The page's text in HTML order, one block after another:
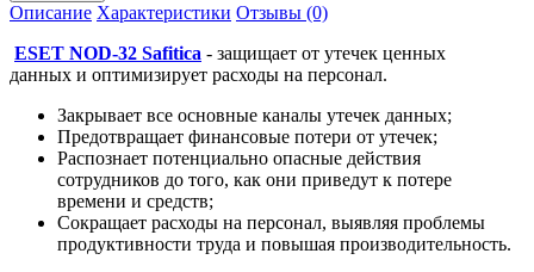
Описание Характеристики Отзывы (0)
ESET NOD-32 Safitica - защищает от утечек ценных
данных и оптимизирует расходы на персонал.
Закрывает все основные каналы утечек данных;
Предотвращает финансовые потери от утечек;
Распознает потенциально опасные действия
сотрудников до того, как они приведут к потере
времени и средств;
Сокращает расходы на персонал, выявляя проблемы
продуктивности труда и повышая производительность.